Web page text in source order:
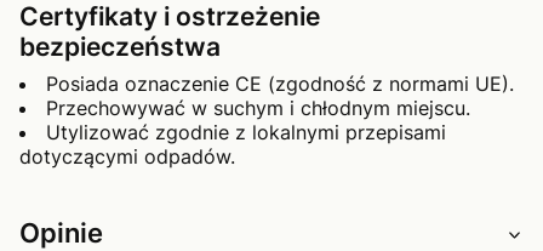
Certyfikaty i ostrzeżenie
bezpieczeństwa
Posiada oznaczenie CE (zgodność z normami UE).
Przechowywać w suchym i chłodnym miejscu.
Utylizować zgodnie z lokalnymi przepisami
dotyczącymi odpadów.
Opinie